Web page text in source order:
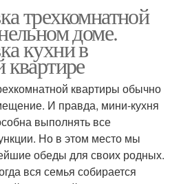
трехкомнатной
доме.
кухни в
квартире
квартиры обычно
И правда, мини-кухня
выполнять все
Но в этом место мы
обеды для своих родных.
вся семья собирается